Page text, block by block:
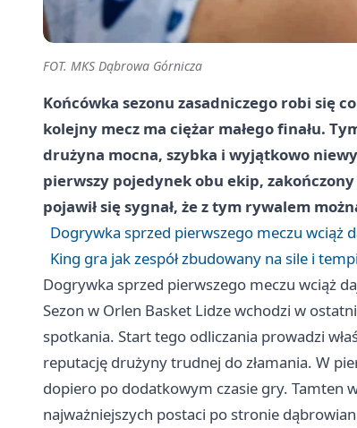
FOT. MKS Dąbrowa Górnicza
Końcówka sezonu zasadniczego robi się
kolejny mecz ma ciężar małego finału.
drużyna mocna, szybka i wyjątkowo
pierwszy pojedynek obu ekip,
pojawił się sygnał, że z tym rywalem
Dogrywka sprzed pierwszego meczu wciąż
King gra jak zespół zbudowany na sile i
Dogrywka sprzed pierwszego meczu wciąż
Sezon w Orlen Basket Lidze wchodzi w
spotkania. Start tego odliczania prowadzi
reputację drużyny trudnej do złamania. W
dopiero po dodatkowym czasie gry. Tamten
najważniejszych postaci po stronie